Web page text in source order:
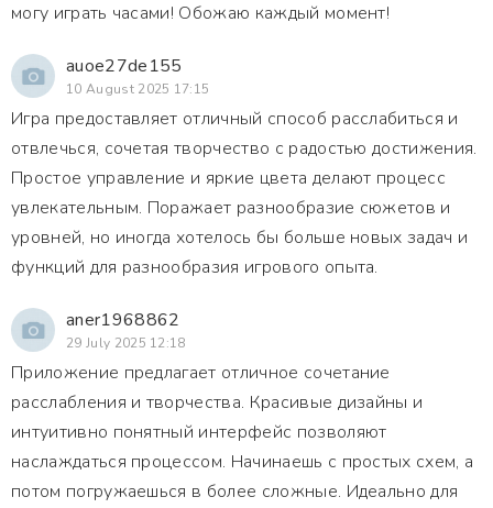
могу играть часами! Обожаю каждый момент!
auoe27de155
10 August 2025 17:15
Игра предоставляет отличный способ расслабиться и
отвлечься, сочетая творчество с радостью достижения.
Простое управление и яркие цвета делают процесс
увлекательным. Поражает разнообразие сюжетов и
уровней, но иногда хотелось бы больше новых задач и
функций для разнообразия игрового опыта.
aner1968862
29 July 2025 12:18
Приложение предлагает отличное сочетание
расслабления и творчества. Красивые дизайны и
интуитивно понятный интерфейс позволяют
наслаждаться процессом. Начинаешь с простых схем, а
потом погружаешься в более сложные. Идеально для